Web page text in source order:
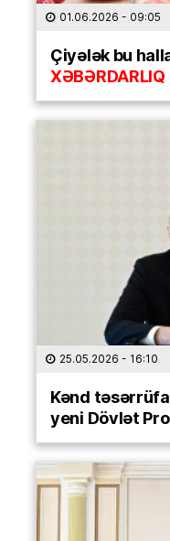
01.06.2026 - 09:05
Çiyələk bu
XƏBƏRDARLIQ
25.05.2026 - 16:10
Kənd
yeni Dövlət